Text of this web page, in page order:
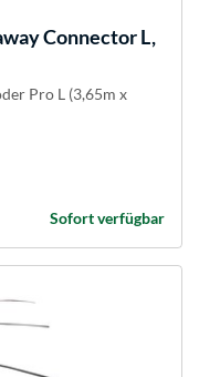
Connector L,
Pro L (3,65m x
Sofort verfügbar